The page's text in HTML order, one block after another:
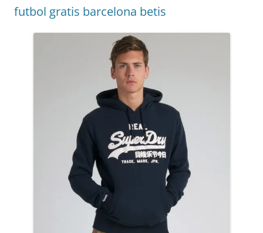
futbol gratis barcelona betis